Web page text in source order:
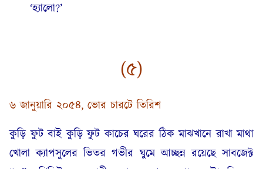
‘হ্যালো?’
(৫)
৬ জানুয়ারি ২০৫৪, ভোর চারটে তিরিশ
কুড়ি ফুট বাই কুড়ি ফুট কাচের ঘরের ঠিক মাঝখানে রাখা মাথা
খোলা ক্যাপসুলের ভিতর গভীর ঘুমে আচ্ছন্ন রয়েছে সাবজেক্ট